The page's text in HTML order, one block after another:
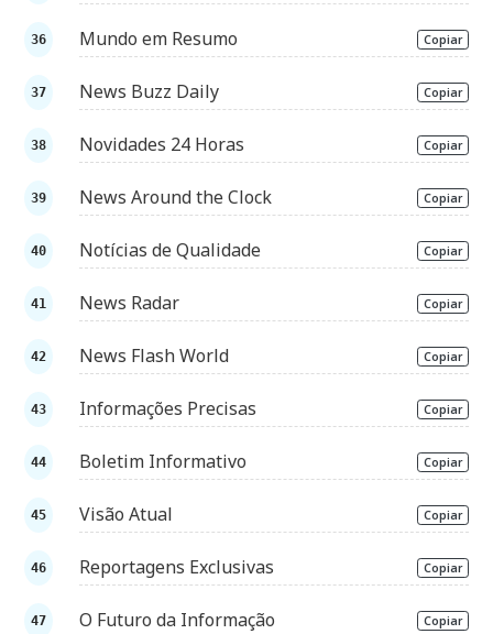
Mundo em Resumo Copiar
News Buzz Daily Copiar
Novidades 24 Horas Copiar
News Around the Clock Copiar
Notícias de Qualidade Copiar
News Radar Copiar
News Flash World Copiar
Informações Precisas Copiar
Boletim Informativo Copiar
Visão Atual Copiar
Reportagens Exclusivas Copiar
O Futuro da Informação Copiar